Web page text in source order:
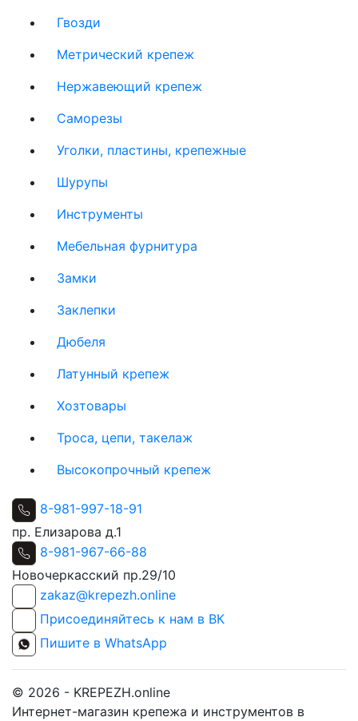
Гвозди
Метрический крепеж
Нержавеющий крепеж
Саморезы
Уголки, пластины, крепежные
Шурупы
Инструменты
Мебельная фурнитура
Замки
Заклепки
Дюбеля
Латунный крепеж
Хозтовары
Троса, цепи, такелаж
Высокопрочный крепеж
8-981-997-18-91
пр. Елизарова д.1
8-981-967-66-88
Новочеркасский пр.29/10
zakaz@krepezh.online
Присоединяйтесь к нам в ВК
Пишите в WhatsApp
© 2026 - KREPEZH.online
Интернет-магазин крепежа и инструментов в